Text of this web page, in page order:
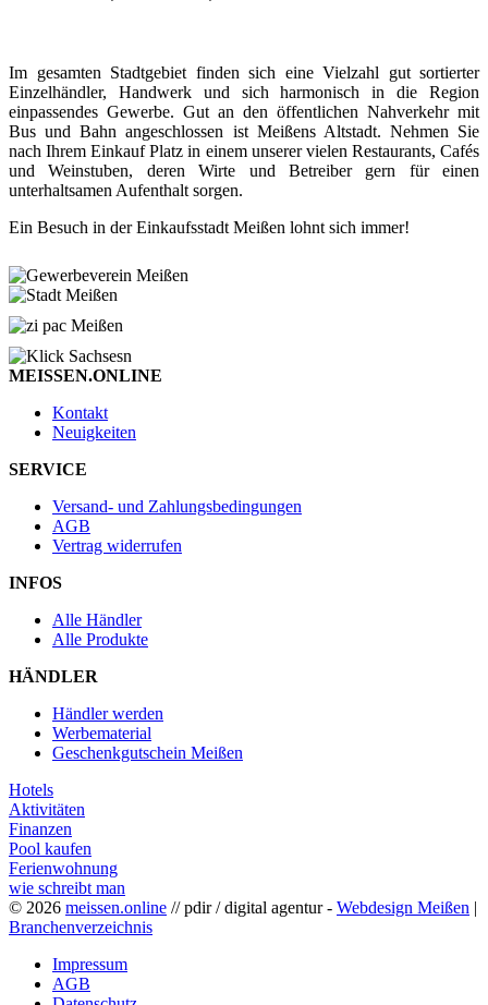
Im gesamten Stadtgebiet finden sich eine Vielzahl gut sortierter
Einzelhändler, Handwerk und sich harmonisch in die Region
einpassendes Gewerbe. Gut an den öffentlichen Nahverkehr mit
Bus und Bahn angeschlossen ist Meißens Altstadt. Nehmen Sie
nach Ihrem Einkauf Platz in einem unserer vielen Restaurants, Cafés
und Weinstuben, deren Wirte und Betreiber gern für einen
unterhaltsamen Aufenthalt sorgen.
Ein Besuch in der Einkaufsstadt Meißen lohnt sich immer!
MEISSEN.ONLINE
Kontakt
Neuigkeiten
SERVICE
Versand- und Zahlungsbedingungen
AGB
Vertrag widerrufen
INFOS
Alle Händler
Alle Produkte
HÄNDLER
Händler werden
Werbematerial
Geschenkgutschein Meißen
Hotels
Aktivitäten
Finanzen
Pool kaufen
Ferienwohnung
wie schreibt man
© 2026 meissen.online // pdir / digital agentur - Webdesign Meißen |
Branchenverzeichnis
Impressum
AGB